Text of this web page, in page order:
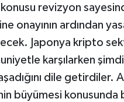
revizyon
onayının ardından
Japonya kripto
karşılarken
dile getirdiler.
büyümesi konusunda